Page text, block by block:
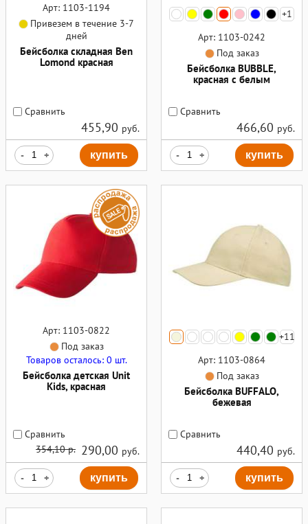
Арт: 1103-1194
Привезем в течение 3-7
дней
Бейсболка складная Ben
Lomond красная
Сравнить
455,90 руб.
- + купить
+1
Арт: 1103-0242
Под заказ
Бейсболка BUBBLE,
красная с белым
Сравнить
466,60 руб.
- + купить
Арт: 1103-0822
Под заказ
Товаров осталось: 0 шт.
Бейсболка детская Unit
Kids, красная
Сравнить
354,10 р. 290,00 руб.
- + купить
+11
Арт: 1103-0864
Под заказ
Бейсболка BUFFALO,
бежевая
Сравнить
440,40 руб.
- + купить